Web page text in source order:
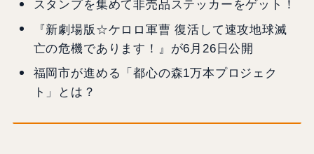
スタンプを集めて非売品ステッカーをゲット！
『新劇場版☆ケロロ軍曹 復活して速攻地球滅
亡の危機であります！』が6月26日公開
福岡市が進める「都心の森1万本プロジェク
ト」とは？